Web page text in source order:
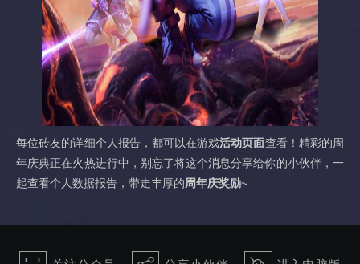
每位砖友的详细个人报告，都可以在游戏活动页面查看！精彩的周
年庆典正在火热进行中，别忘了将这个消息分享给你的小伙伴，一
起查看个人数据报告，带走丰厚的周年庆奖励~